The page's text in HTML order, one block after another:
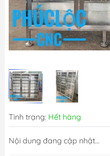
Tình trạng: Hết hàng
Nội dung đang cập nhật...